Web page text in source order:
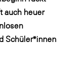
auch heuer
Schüler*innen